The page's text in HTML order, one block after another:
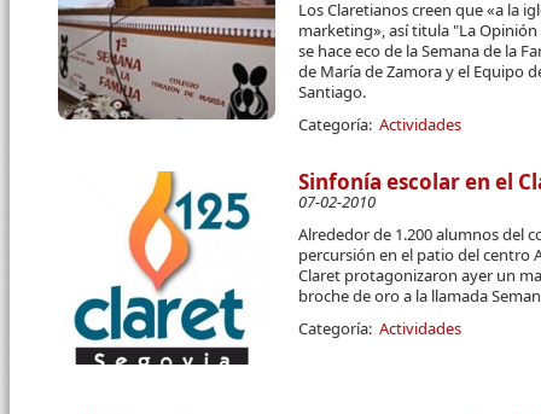
Los Claretianos creen que «a la
marketing», así titula "La
se hace eco de la Semana de la
de María de Zamora y el Equipo
Santiago.
Categoría: Actividades
Sinfonía escolar en el
07-02-2010
Alrededor de 1.200 alumnos del
percursión en el patio del centro
Claret protagonizaron ayer un
broche de oro a la llamada
Categoría: Actividades